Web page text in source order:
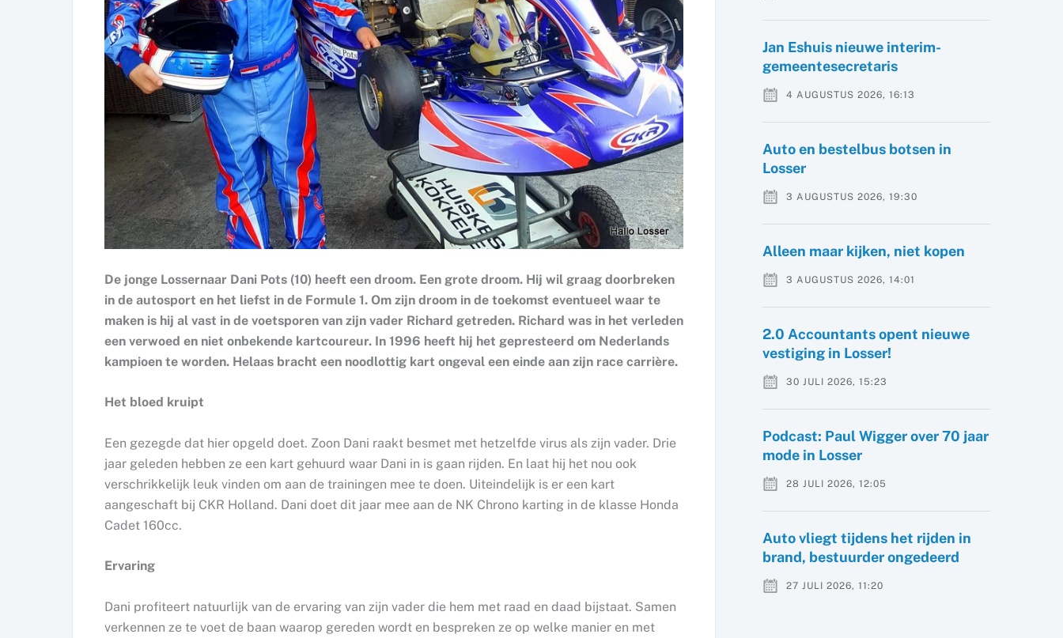
De jonge Lossernaar Dani Pots (10) heeft een droom. Een grote droom. Hij wil graag doorbreken
in de autosport en het liefst in de Formule 1. Om zijn droom in de toekomst eventueel waar te
maken is hij al vast in de voetsporen van zijn vader Richard getreden. Richard was in het verleden
een verwoed en niet onbekende kartcoureur. In 1996 heeft hij het gepresteerd om Nederlands
kampioen te worden. Helaas bracht een noodlottig kart ongeval een einde aan zijn race carrière.
Het bloed kruipt
Een gezegde dat hier opgeld doet. Zoon Dani raakt besmet met hetzelfde virus als zijn vader. Drie
jaar geleden hebben ze een kart gehuurd waar Dani in is gaan rijden. En laat hij het nou ook
verschrikkelijk leuk vinden om aan de trainingen mee te doen. Uiteindelijk is er een kart
aangeschaft bij CKR Holland. Dani doet dit jaar mee aan de NK Chrono karting in de klasse Honda
Cadet 160cc.
Ervaring
Dani profiteert natuurlijk van de ervaring van zijn vader die hem met raad en daad bijstaat. Samen
verkennen ze te voet de baan waarop gereden wordt en bespreken ze op welke manier en met
Jan Eshuis nieuwe interim-
gemeentesecretaris
4 AUGUSTUS 2026, 16:13
Auto en bestelbus botsen in
Losser
3 AUGUSTUS 2026, 19:30
Alleen maar kijken, niet kopen
3 AUGUSTUS 2026, 14:01
2.0 Accountants opent nieuwe
vestiging in Losser!
30 JULI 2026, 15:23
Podcast: Paul Wigger over 70 jaar
mode in Losser
28 JULI 2026, 12:05
Auto vliegt tijdens het rijden in
brand, bestuurder ongedeerd
27 JULI 2026, 11:20